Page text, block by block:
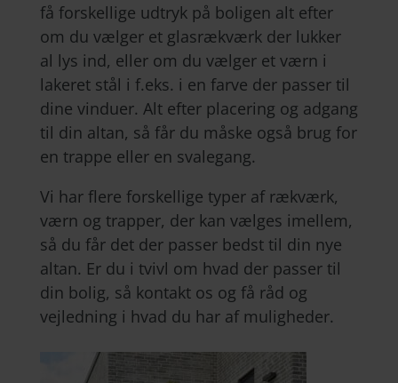
få forskellige udtryk på boligen alt efter
om du vælger et glasrækværk der lukker
al lys ind, eller om du vælger et værn i
lakeret stål i f.eks. i en farve der passer til
dine vinduer. Alt efter placering og adgang
til din altan, så får du måske også brug for
en trappe eller en svalegang.
Vi har flere forskellige typer af rækværk,
værn og trapper, der kan vælges imellem,
så du får det der passer bedst til din nye
altan. Er du i tvivl om hvad der passer til
din bolig, så kontakt os og få råd og
vejledning i hvad du har af muligheder.